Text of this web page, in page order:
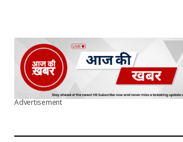
Advertisement